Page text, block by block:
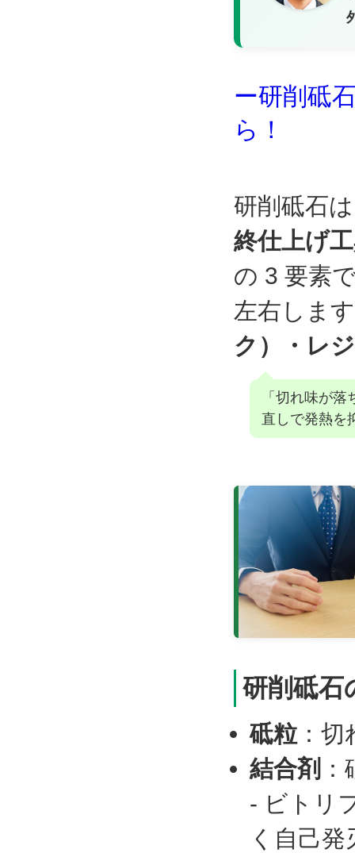
ー研削砥
ら！
研削砥石
終仕上げ
の 3 要素
左右しま
ク）・レ
「切れ味が
直しで発熱を
研削砥石
砥粒 ：
結合剤
- ビトリ
く自己